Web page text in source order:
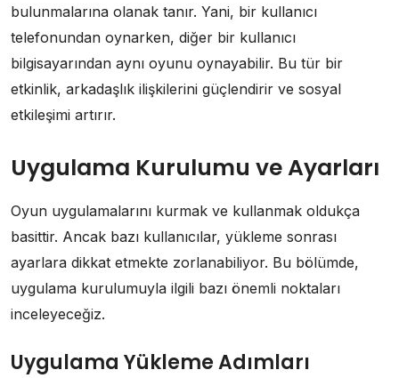
bulunmalarına olanak tanır. Yani, bir kullanıcı
telefonundan oynarken, diğer bir kullanıcı
bilgisayarından aynı oyunu oynayabilir. Bu tür bir
etkinlik, arkadaşlık ilişkilerini güçlendirir ve sosyal
etkileşimi artırır.
Uygulama Kurulumu ve Ayarları
Oyun uygulamalarını kurmak ve kullanmak oldukça
basittir. Ancak bazı kullanıcılar, yükleme sonrası
ayarlara dikkat etmekte zorlanabiliyor. Bu bölümde,
uygulama kurulumuyla ilgili bazı önemli noktaları
inceleyeceğiz.
Uygulama Yükleme Adımları